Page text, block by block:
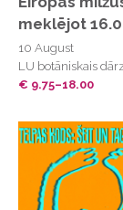
meklējot
10 August
LU botāniskais
€ 9.75–18.00